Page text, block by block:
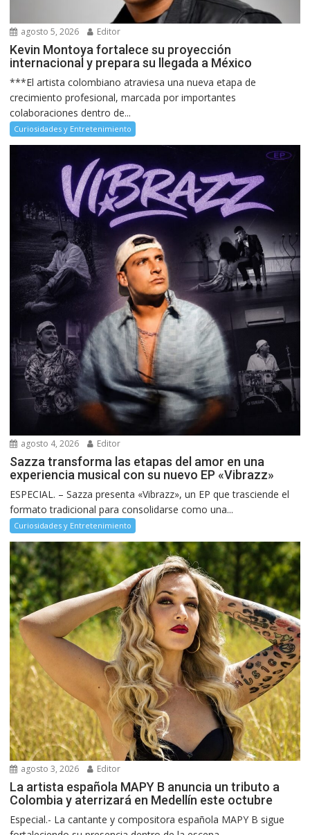
agosto 5, 2026 Editor
Kevin Montoya fortalece su proyección
internacional y prepara su llegada a México
***El artista colombiano atraviesa una nueva etapa de
crecimiento profesional, marcada por importantes
colaboraciones dentro de...
Curiosidades y Entretenimiento
agosto 4, 2026 Editor
Sazza transforma las etapas del amor en una
experiencia musical con su nuevo EP «Vibrazz»
ESPECIAL. – Sazza presenta «Vibrazz», un EP que trasciende el
formato tradicional para consolidarse como una...
Curiosidades y Entretenimiento
agosto 3, 2026 Editor
La artista española MAPY B anuncia un tributo a
Colombia y aterrizará en Medellín este octubre
Especial.- La cantante y compositora española MAPY B sigue